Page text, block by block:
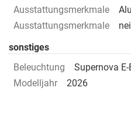
Ausstattungsmerkmale
Ausstattungsmerkmale
sonstiges
Beleuchtung
Supernova
Modelljahr
2026